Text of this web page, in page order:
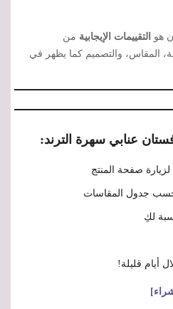
هو التقييمات الإيجابية من
المقاس، والتصميم كما يظهر في
عنابي سهرة الترند:
لزيارة صفحة المنتج
جدول المقاسات
لكِ
أيام قليلة!